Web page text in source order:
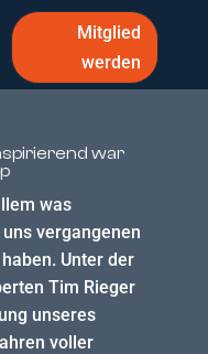
Mitglied
werden
war
was
vergangenen
Unter der
Tim Rieger
unseres
voller